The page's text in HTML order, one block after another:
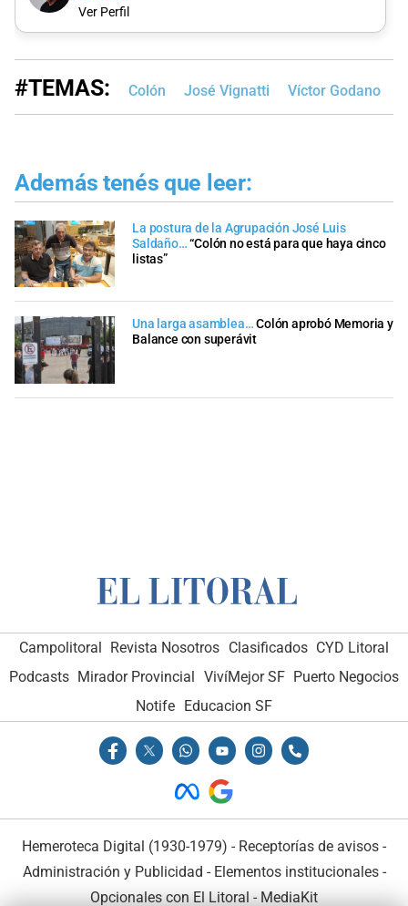
Ver Perfil
#TEMAS: Colón José Vignatti Víctor Godano
Además tenés que leer:
La postura de la Agrupación José Luis
Saldaño… “Colón no está para que haya cinco
listas”
Una larga asamblea…Colón aprobó Memoria y
Balance con superávit
Campolitoral Revista Nosotros Clasificados CYD Litoral
Podcasts Mirador Provincial VivíMejor SF Puerto Negocios
Notife
Educacion SF
Hemeroteca Digital (1930-1979) - Receptorías de avisos -
Administración y Publicidad - Elementos institucionales-
Opcionales con El Litoral - MediaKit